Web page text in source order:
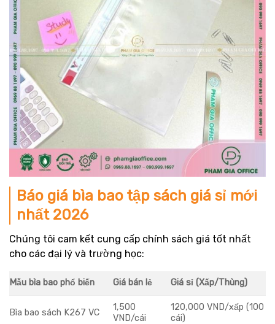
Báo giá bìa bao tập sách giá sỉ mới
nhất 2026
Chúng tôi cam kết cung cấp chính sách giá tốt nhất
cho các đại lý và trường học:
Mẫu bìa bao phổ biến Giá bán lẻ Giá sỉ (Xấp/Thùng)
Bìa bao sách K267 VC
1,500
VND/cái
120,000 VND/xấp (100
cái)